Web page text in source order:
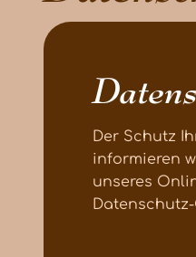
Der Schutz
informieren
unseres
Datenschutz-